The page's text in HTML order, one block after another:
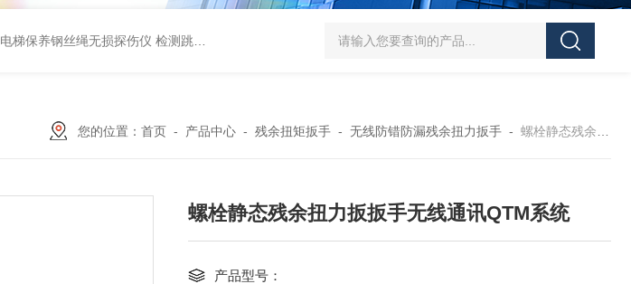
电梯保养钢丝绳无损探伤仪 检测跳丝/断丝 5-300N.m的扭矩扳手检定仪 机械扳手校准仪 JDSF100KN电子式拉
您的位置： 首页- 产品中心- 残余扭矩扳手- 无线防错防漏残余扭力扳手- 螺栓静态残余扭力扳扳手无线通讯QTM系统
螺栓静态残余扭力扳扳手无线通讯QTM系统
产品型号：